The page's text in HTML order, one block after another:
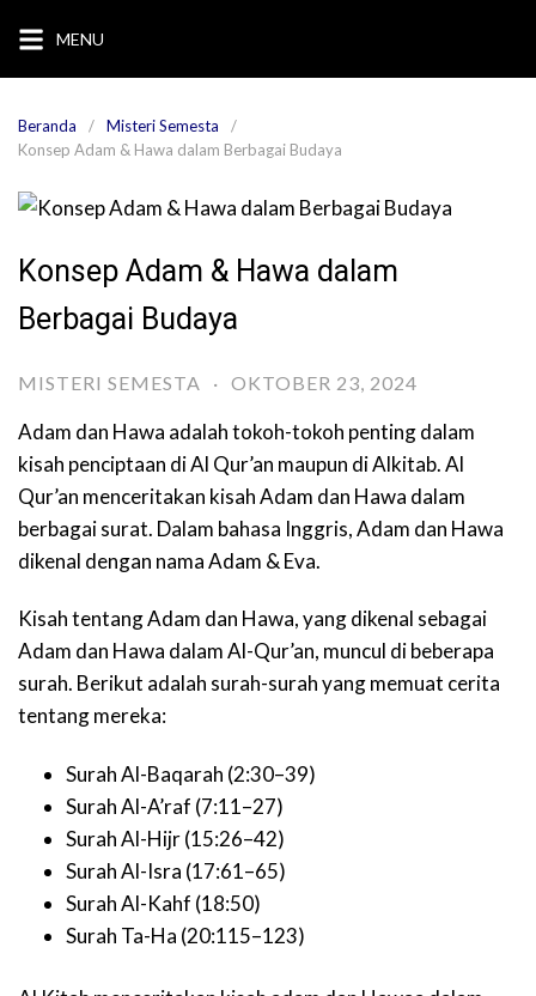
konten
MENU
Beranda
Misteri Semesta
Konsep Adam & Hawa dalam Berbagai Budaya
Konsep Adam & Hawa dalam
Berbagai Budaya
MISTERI SEMESTA · OKTOBER 23, 2024
Adam dan Hawa adalah tokoh-tokoh penting dalam
kisah penciptaan di Al Qur’an maupun di Alkitab. Al
Qur’an menceritakan kisah Adam dan Hawa dalam
berbagai surat. Dalam bahasa Inggris, Adam dan Hawa
dikenal dengan nama Adam & Eva.
Kisah tentang Adam dan Hawa, yang dikenal sebagai
Adam dan Hawa dalam Al-Qur’an, muncul di beberapa
surah. Berikut adalah surah-surah yang memuat cerita
tentang mereka:
Surah Al-Baqarah (2:30–39)
Surah Al-A’raf (7:11–27)
Surah Al-Hijr (15:26–42)
Surah Al-Isra (17:61–65)
Surah Al-Kahf (18:50)
Surah Ta-Ha (20:115–123)